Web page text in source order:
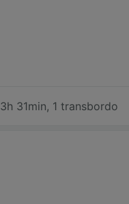
3h 31min, 1 transbordo